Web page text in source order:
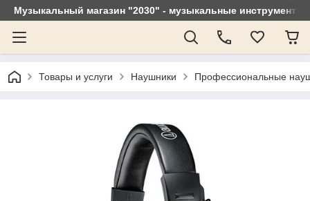
Музыкальный магазин "2030" - музыкальные
Товары и услуги Наушники Профессиональные